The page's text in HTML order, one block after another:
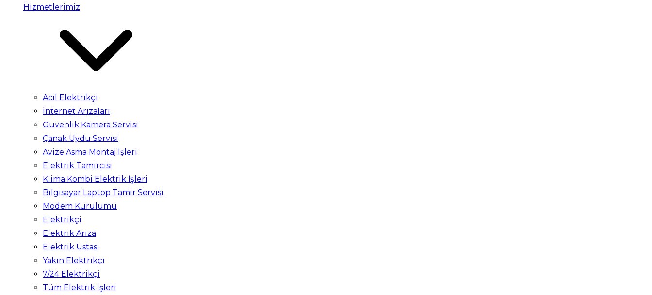
Hizmetlerimiz
Acil Elektrikçi
İnternet Arızaları
Güvenlik Kamera Servisi
Çanak Uydu Servisi
Avize Asma Montaj İşleri
Elektrik Tamircisi
Klima Kombi Elektrik İşleri
Bilgisayar Laptop Tamir Servisi
Modem Kurulumu
Elektrikçi
Elektrik Arıza
Elektrik Ustası
Yakın Elektrikçi
7/24 Elektrikçi
Tüm Elektrik İşleri